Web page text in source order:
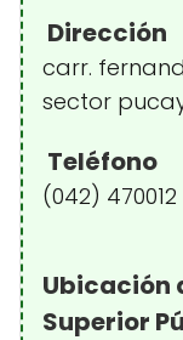
Dirección
carr.
sector
Teléfono
(042) 470012
Ubicación
Superior